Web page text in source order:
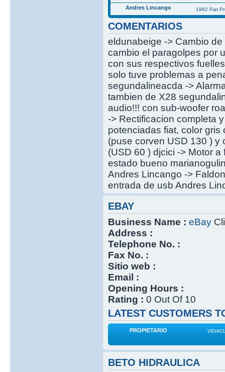
Andres Lincango 1992 Fiat
COMENTARIOS
eldunabeige -> Cambio
cambio el paragolpes por
con sus respectivos
solo tuve problemas a
segundalineacda ->
tambien de X28
audio!!! con sub-woofer
-> Rectificacion completa
potenciadas fiat, color
(puse corven USD 130 ) y
(USD 60 ) djcici -> Motor
estado bueno
Andres Lincango ->
entrada de usb Andres
EBAY
Business Name : eBay
Address :
Telephone No. :
Fax No. :
Sitio web :
Email :
Opening Hours :
Rating : 0 Out Of 10
LATEST CUSTOMERS
PROPIETARIO
BETO HIDRAULICA